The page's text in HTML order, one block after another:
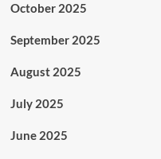
October 2025
September 2025
August 2025
July 2025
June 2025